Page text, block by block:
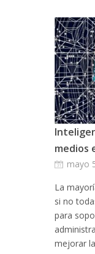
medios
mayo
La
si no
para
mejorar